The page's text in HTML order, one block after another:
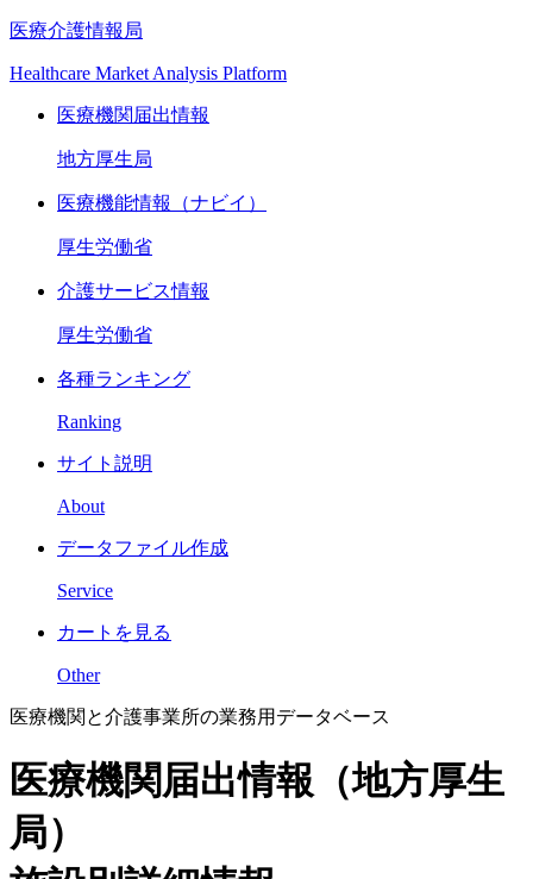
医療介護情報局
Healthcare Market Analysis Platform
医療機関届出情報
地方厚生局
医療機能情報（ナビイ）
厚生労働省
介護サービス情報
厚生労働省
各種ランキング
Ranking
サイト説明
About
データファイル作成
Service
カートを見る
Other
医療機関と介護事業所の業務用データベース
医療機関届出情報（地方厚生
局）